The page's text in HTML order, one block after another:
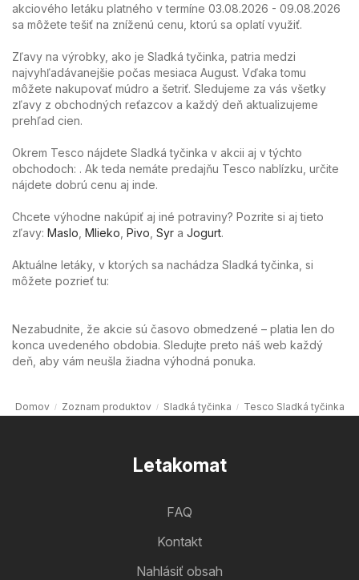
akciového letáku platného v termíne 03.08.2026 - 09.08.2026
sa môžete tešiť na zníženú cenu, ktorú sa oplatí využiť.
Zľavy na výrobky, ako je Sladká tyčinka, patria medzi
najvyhľadávanejšie počas mesiaca August. Vďaka tomu
môžete nakupovať múdro a šetriť. Sledujeme za vás všetky
zľavy z obchodných reťazcov a každý deň aktualizujeme
prehľad cien.
Okrem Tesco nájdete Sladká tyčinka v akcii aj v týchto
obchodoch: . Ak teda nemáte predajňu Tesco nablízku, určite
nájdete dobrú cenu aj inde.
Chcete výhodne nakúpiť aj iné potraviny? Pozrite si aj tieto
zľavy: Maslo Mlieko Pivo Syr a Jogurt.
Aktuálne letáky, v ktorých sa nachádza Sladká tyčinka, si
môžete pozrieť tu:
Nezabudnite, že akcie sú časovo obmedzené – platia len do
konca uvedeného obdobia. Sledujte preto náš web každý
deň, aby vám neušla žiadna výhodná ponuka.
Domov Zoznam produktov Sladká tyčinka Tesco Sladká tyčinka
Letakomat
FAQ
Kontakt
Nahlásiť obsah